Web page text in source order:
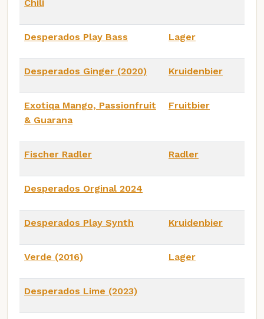
Chili
Desperados Play Bass Lager
Desperados Ginger (2020) Kruidenbier
Exotiqa Mango, Passionfruit
& Guarana
Fruitbier
Fischer Radler Radler
Desperados Orginal 2024
Desperados Play Synth Kruidenbier
Verde (2016) Lager
Desperados Lime (2023)